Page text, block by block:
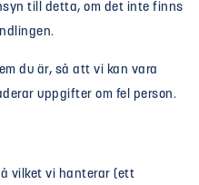
till detta, om det inte finns
du är, så att vi kan vara
uppgifter om fel person.
vilket vi hanterar (ett